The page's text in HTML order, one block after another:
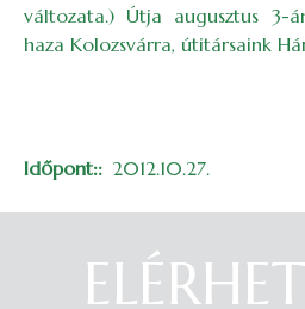
változata.) Útja augusztus 3-
haza Kolozsvárra, útitársaink
Időpont: 2012.10.27.